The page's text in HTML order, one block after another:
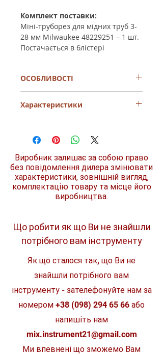
Комплект поставки:
Міні-труборез для мідних труб 3-
28 мм Milwaukee 48229251 – 1 шт.
Постачається в блістері
ОСОБЛИВОСТІ
регулювання.
корозії - для кращої продуктивності
Просте та легке регулювання
дозволяє працювати навіть однією
рукою.
Характеристики
Макс. ріжуча здатність, діаметр труб
Матеріал, що обробляється
мідні труби
Матеріал рукояті
пластик
Виробник залишає за собою право
без повідомлення дилера змінювати
характеристики, зовнішній вигляд,
комплектацію товару та місце його
виробництва.
Що робити як що Ви не знайшли
потрібного вам інструменту
Як що сталося так, що Ви не
знайшли потрібного вам
інструменту - зателефонуйте нам за
номером +38 (098) 294 65 66 або
напишіть нам
mix.instrument21@gmail.com
Ми впевнені що зможемо Вам